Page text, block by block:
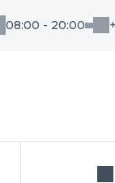
08:00 - 20:00